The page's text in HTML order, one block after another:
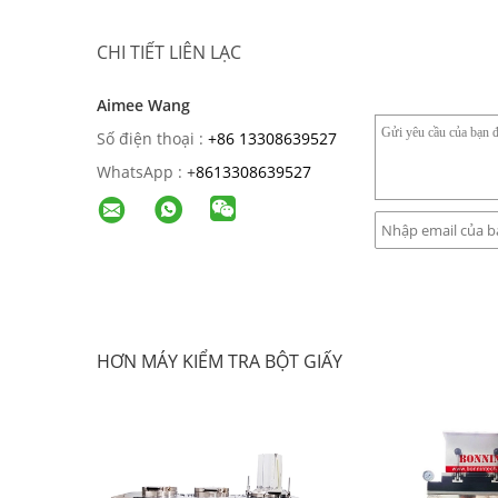
CHI TIẾT LIÊN LẠC
Aimee Wang
Số điện thoại : +86 13308639527
WhatsApp : +8613308639527
HƠN MÁY KIỂM TRA BỘT GIẤY